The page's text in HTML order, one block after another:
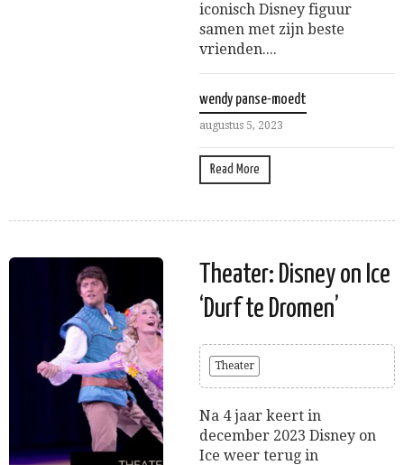
iconisch Disney figuur
samen met zijn beste
vrienden....
wendy panse-moedt
augustus 5, 2023
Read More
Theater: Disney on Ice
‘Durf te Dromen’
Theater
Na 4 jaar keert in
december 2023 Disney on
Ice weer terug in